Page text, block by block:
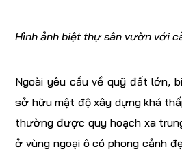
Hình ảnh biệt thự sân vườn với
Ngoài yêu cầu về quỹ đất lớn,
sở hữu mật độ xây dựng khá
thường được quy hoạch xa
ở vùng ngoại ô có phong cảnh